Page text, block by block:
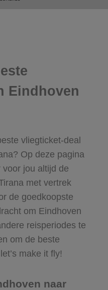
Eindhoven
vliegticket-deal
Op deze pagina
voor jou altijd de
met vertrek
de goedkoopste
om Eindhoven
reisperiodes te
om de beste
make it fly!
naar